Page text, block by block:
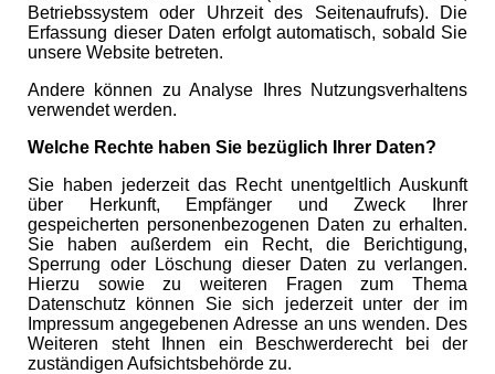
Betriebssystem oder Uhrzeit des Seitenaufrufs). Die
Erfassung dieser Daten erfolgt automatisch, sobald Sie
unsere Website betreten.
Andere können zu Analyse Ihres Nutzungsverhaltens
verwendet werden.
Welche Rechte haben Sie bezüglich Ihrer Daten?
Sie haben jederzeit das Recht unentgeltlich Auskunft
über Herkunft, Empfänger und Zweck Ihrer
gespeicherten personenbezogenen Daten zu erhalten.
Sie haben außerdem ein Recht, die Berichtigung,
Sperrung oder Löschung dieser Daten zu verlangen.
Hierzu sowie zu weiteren Fragen zum Thema
Datenschutz können Sie sich jederzeit unter der im
Impressum angegebenen Adresse an uns wenden. Des
Weiteren steht Ihnen ein Beschwerderecht bei der
zuständigen Aufsichtsbehörde zu.